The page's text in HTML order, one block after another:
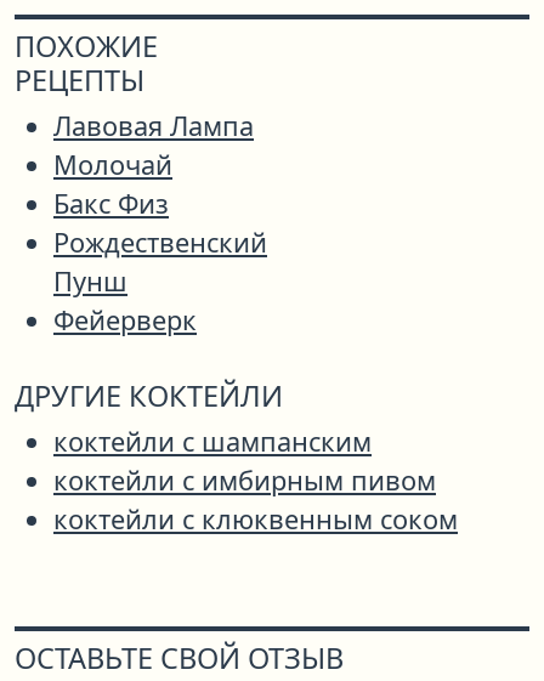
ПОХОЖИЕ
РЕЦЕПТЫ
Лавовая Лампа
Молочай
Бакс Физ
Рождественский
Пунш
Фейерверк
ДРУГИЕ КОКТЕЙЛИ
коктейли с шампанским
коктейли с имбирным пивом
коктейли с клюквенным соком
ОСТАВЬТЕ СВОЙ ОТЗЫВ